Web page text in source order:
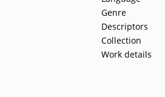
Genre
Descriptors
Collection
Work details